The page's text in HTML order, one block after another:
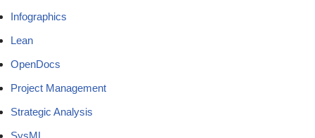
Infographics
Lean
OpenDocs
Project Management
Strategic Analysis